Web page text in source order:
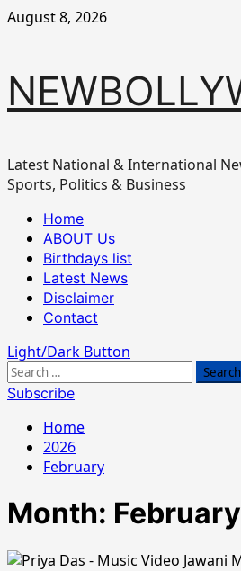
Skip
August 8, 2026
Latest National & International
Sports, Politics & Business
Primary
Menu
Home
ABOUT Us
Birthdays list
Latest News
Disclaimer
Contact
Light/Dark Button
Search
for:
Subscribe
Home
2026
February
Month: